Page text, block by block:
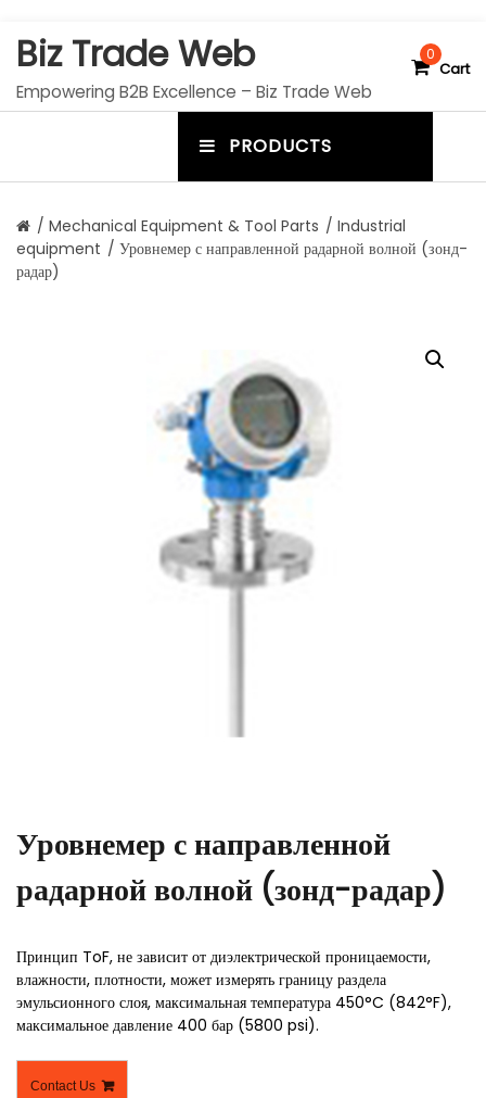
Biz Trade Web
Empowering B2B Excellence – Biz Trade Web
0
Cart
PRODUCTS
u
g
/ Mechanical Equipment & Tool Parts / Industrial
equipment / Уровнемер с направленной радарной волной (зонд-
радар)
Уровнемер с направленной
радарной волной (зонд-радар)
Принцип ToF, не зависит от диэлектрической проницаемости,
влажности, плотности, может измерять границу раздела
эмульсионного слоя, максимальная температура 450°C (842°F),
максимальное давление 400 бар (5800 psi).
Contact Us